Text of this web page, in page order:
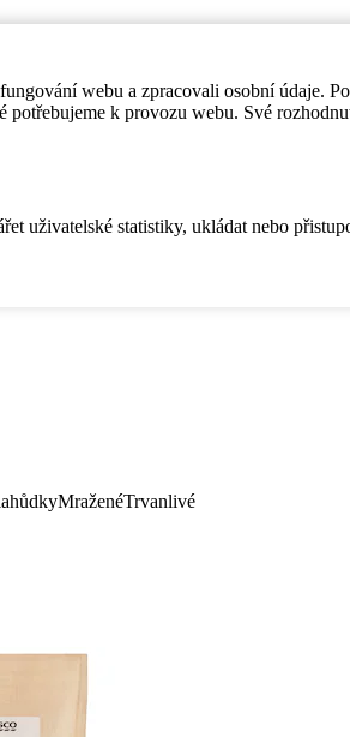
webu a zpracovali osobní údaje.
potřebujeme k provozu webu. Své
uživatelské statistiky, ukládat nebo
MraženéTrvanlivé